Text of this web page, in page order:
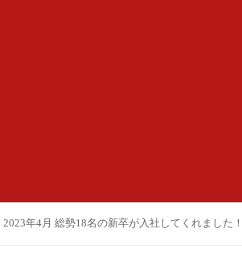
2023年4月 総勢18名の新卒が入社してくれました！